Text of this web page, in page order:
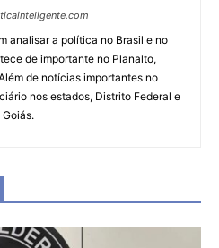
analisar a política no Brasil e no
de importante no Planalto,
de notícias importantes no
nos estados, Distrito Federal e
Goiás.